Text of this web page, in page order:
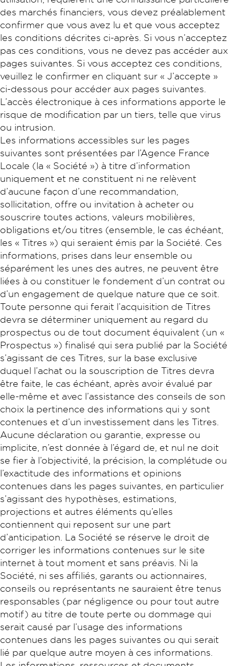
des marchés financiers, vous devez préalablement
confirmer que vous avez lu et que vous acceptez
les conditions décrites ci-après. Si vous n’acceptez
pas ces conditions, vous ne devez pas accéder aux
pages suivantes. Si vous acceptez ces conditions,
veuillez le confirmer en cliquant sur « J’accepte »
ci-dessous pour accéder aux pages suivantes.
L’accès électronique à ces informations apporte le
risque de modification par un tiers, telle que virus
ou intrusion.
Les informations accessibles sur les pages
suivantes sont présentées par l’Agence France
Locale (la « Société ») à titre d’information
uniquement et ne constituent ni ne relèvent
d’aucune façon d’une recommandation,
sollicitation, offre ou invitation à acheter ou
souscrire toutes actions, valeurs mobilières,
obligations et/ou titres (ensemble, le cas échéant,
les « Titres ») qui seraient émis par la Société. Ces
informations, prises dans leur ensemble ou
séparément les unes des autres, ne peuvent être
liées à ou constituer le fondement d’un contrat ou
d’un engagement de quelque nature que ce soit.
Toute personne qui ferait l’acquisition de Titres
devra se déterminer uniquement au regard du
prospectus ou de tout document équivalent (un «
Prospectus ») finalisé qui sera publié par la Société
s’agissant de ces Titres, sur la base exclusive
duquel l’achat ou la souscription de Titres devra
être faite, le cas échéant, après avoir évalué par
elle-même et avec l’assistance des conseils de son
choix la pertinence des informations qui y sont
contenues et d’un investissement dans les Titres.
Aucune déclaration ou garantie, expresse ou
implicite, n’est donnée à l’égard de, et nul ne doit
se fier à l’objectivité, la précision, la complétude ou
l’exactitude des informations et opinions
contenues dans les pages suivantes, en particulier
s’agissant des hypothèses, estimations,
projections et autres éléments qu’elles
contiennent qui reposent sur une part
d’anticipation. La Société se réserve le droit de
corriger les informations contenues sur le site
internet à tout moment et sans préavis. Ni la
Société, ni ses affiliés, garants ou actionnaires,
conseils ou représentants ne sauraient être tenus
responsables (par négligence ou pour tout autre
motif) au titre de toute perte ou dommage qui
serait causé par l’usage des informations
contenues dans les pages suivantes ou qui serait
lié par quelque autre moyen à ces informations.